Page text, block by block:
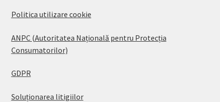
Politica utilizare cookie
ANPC (Autoritatea Națională pentru Protecția
Consumatorilor)
GDPR
Soluționarea litigiilor